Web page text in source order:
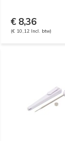
€ 8,36
(€ 10,12 Incl. btw)